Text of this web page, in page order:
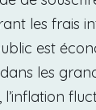
les frais
est
les
l’inflation